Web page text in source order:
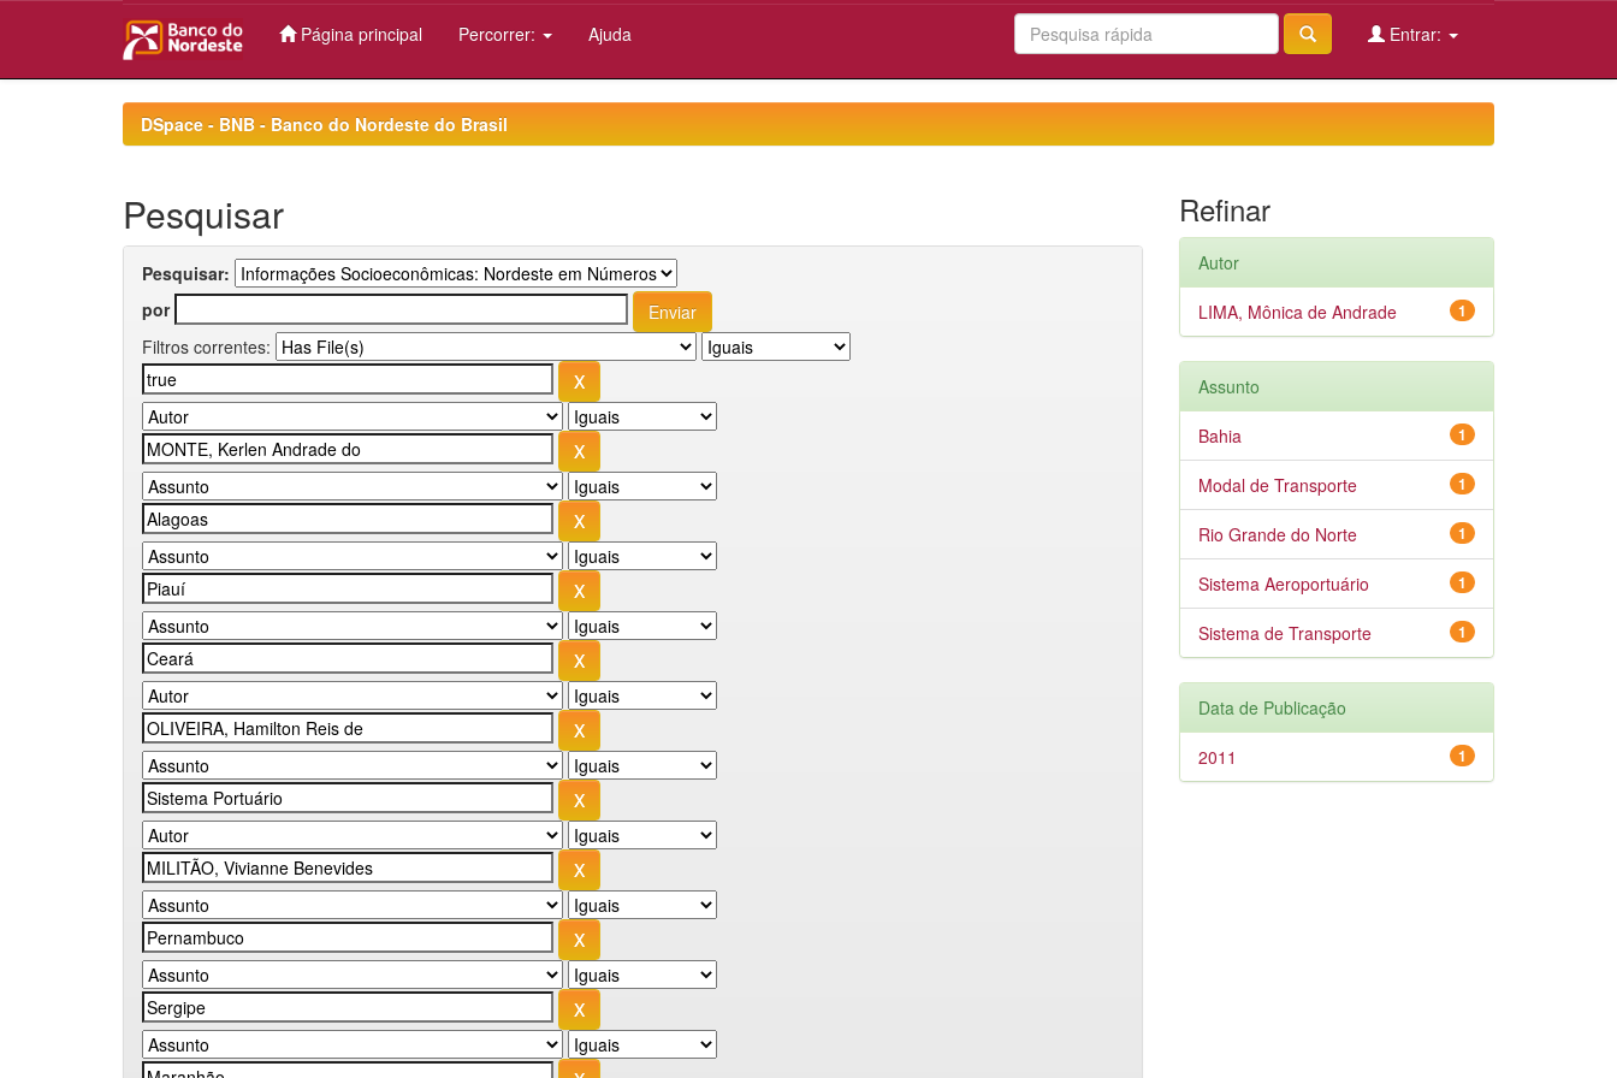
Página principal Percorrer: Ajuda Entrar:
DSpace - BNB - Banco do Nordeste do Brasil
Pesquisar
Pesquisar:
por
Filtros correntes:
Refinar
Autor
1
LIMA, Mônica de Andrade
Assunto
1
Bahia
1
Modal de Transporte
1
Rio Grande do Norte
1
Sistema Aeroportuário
1
Sistema de Transporte
Data de Publicação
1
2011